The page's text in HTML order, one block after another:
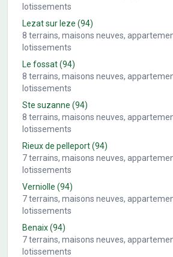
lotissements
Lezat sur leze (94)
8 terrains, maisons neuves,
lotissements
Le fossat(94)
8 terrains, maisons neuves,
lotissements
Ste suzanne (94)
8 terrains, maisons neuves,
lotissements
Rieux de pelleport(94)
7terrains, maisons neuves,
lotissements
Verniolle (94)
7terrains, maisons neuves,
lotissements
Benaix(94)
7terrains, maisons neuves,
lotissements